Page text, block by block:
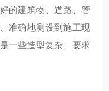
的建筑物、道路、管
准确地测设到施工现
一些造型复杂、要求